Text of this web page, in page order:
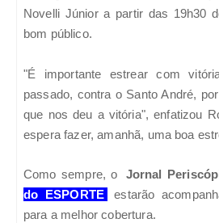
Novelli Júnior a partir das 19h30
bom público.
"É importante estrear com
passado, contra o Santo André,
que nos deu a vitória", enfatizou
espera fazer, amanhã, uma boa
Como sempre, o Jornal
do ESPORTE
estarão
para a melhor cobertura.